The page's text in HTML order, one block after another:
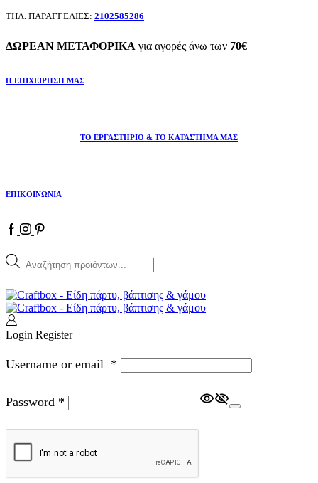
ΤΗΛ. ΠΑΡΑΓΓΕΛΙΕΣ: 2102585286
ΔΩΡΕΑΝ ΜΕΤΑΦΟΡΙΚΑ για αγορές άνω των 70€
Η ΕΠΙΧΕΙΡΗΣΗ ΜΑΣ
ΤΟ ΕΡΓΑΣΤΗΡΙΟ & ΤΟ ΚΑΤΑΣΤΗΜΑ ΜΑΣ
ΕΠΙΚΟΙΝΩΝΙΑ
Facebook
Instagram
Pinterest
Products
search
Login Register
Username or email *
Password *